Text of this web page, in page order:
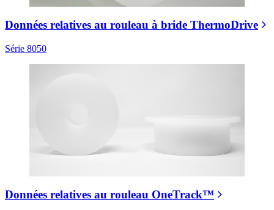
Données relatives au rouleau à bride ThermoDrive
Série 8050
Données relatives au rouleau OneTrack™